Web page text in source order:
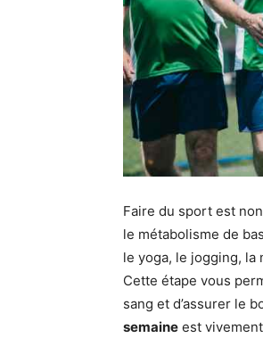
Faire du sport est
le métabolisme de
le yoga, le jogging, la
Cette étape vous
sang et d’assurer le
semaine est